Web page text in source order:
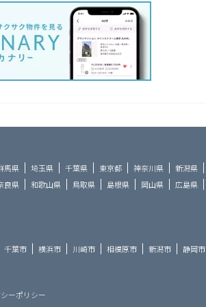
馬県 埼玉県 千葉県 東京都 神奈川県 新潟県
良県 和歌山県 鳥取県 島根県 岡山県 広島県
千葉市 横浜市 川崎市 相模原市 新潟市 静岡市
ーポリシー